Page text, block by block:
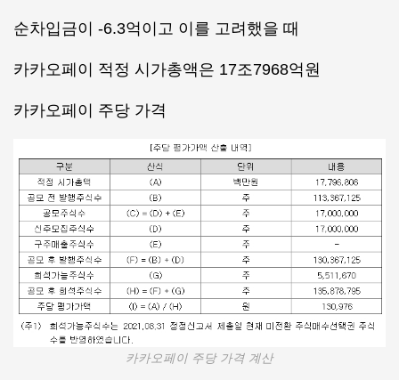
순차입금이 -6.3억이고 이를 고려했을 때
카카오페이 적정 시가총액은 17조7968억원
카카오페이 주당 가격
카카오페이 주당 가격 계산